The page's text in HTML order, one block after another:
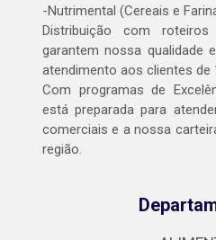
-Nutrimental (Cereais e
Distribuição com roteiros
garantem nossa qualidade
atendimento aos clientes de
Com programas de
está preparada para
comerciais e a nossa
região.